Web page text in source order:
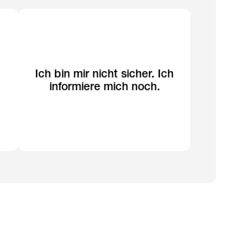
Ich bin mir nicht sicher. Ich
informiere mich noch.